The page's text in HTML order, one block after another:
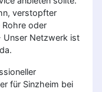
verstopfter
oder
Unser Netzwerk ist
für Sinzheim bei